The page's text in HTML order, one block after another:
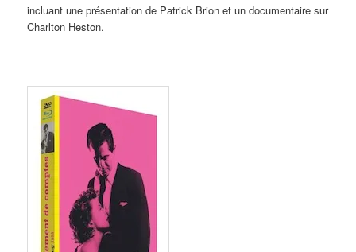
incluant une présentation de Patrick Brion et un documentaire sur
Charlton Heston.